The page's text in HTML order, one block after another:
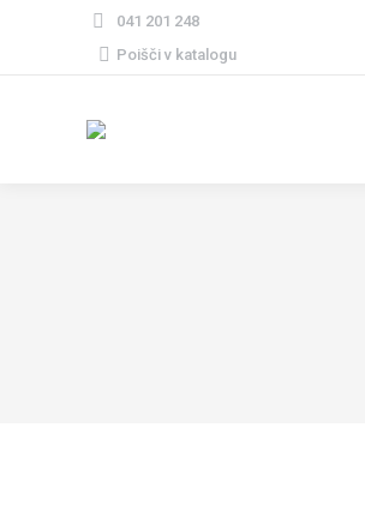
041 201 248
Poiščite
Poišči v katalogu